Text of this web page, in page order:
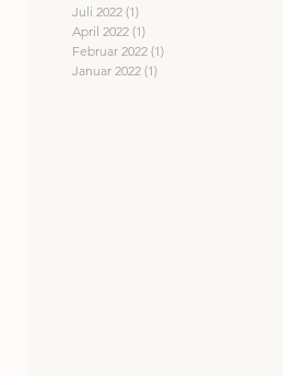
Juli 2022 (1)
April 2022 (1)
Februar 2022 (1)
Januar 2022 (1)